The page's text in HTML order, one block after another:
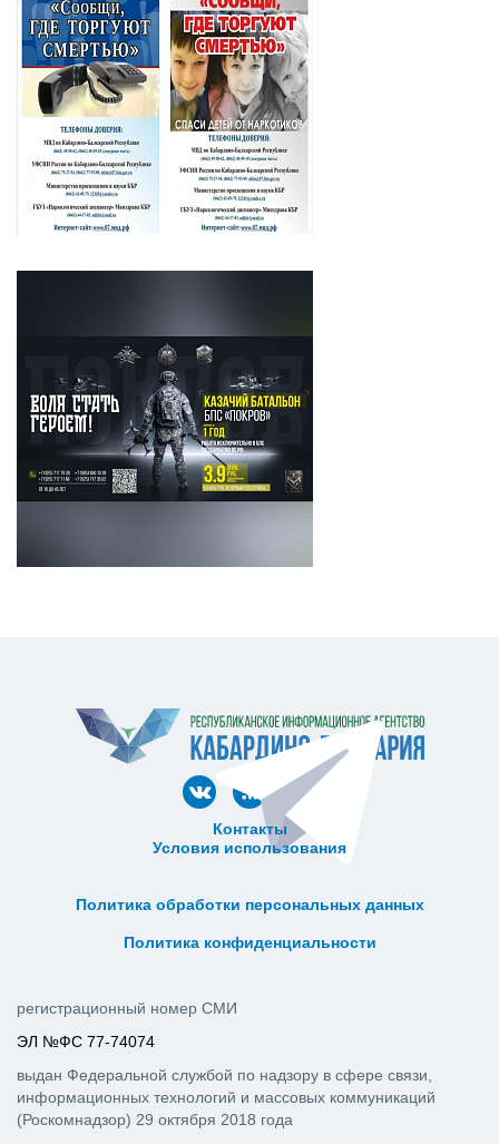
Контакты
Условия использования
Политика обработки персональных данных
Политика конфиденциальности
регистрационный номер СМИ
ЭЛ №ФС 77-74074
выдан Федеральной службой по надзору в сфере связи,
информационных технологий и массовых коммуникаций
(Роскомнадзор) 29 октября 2018 года